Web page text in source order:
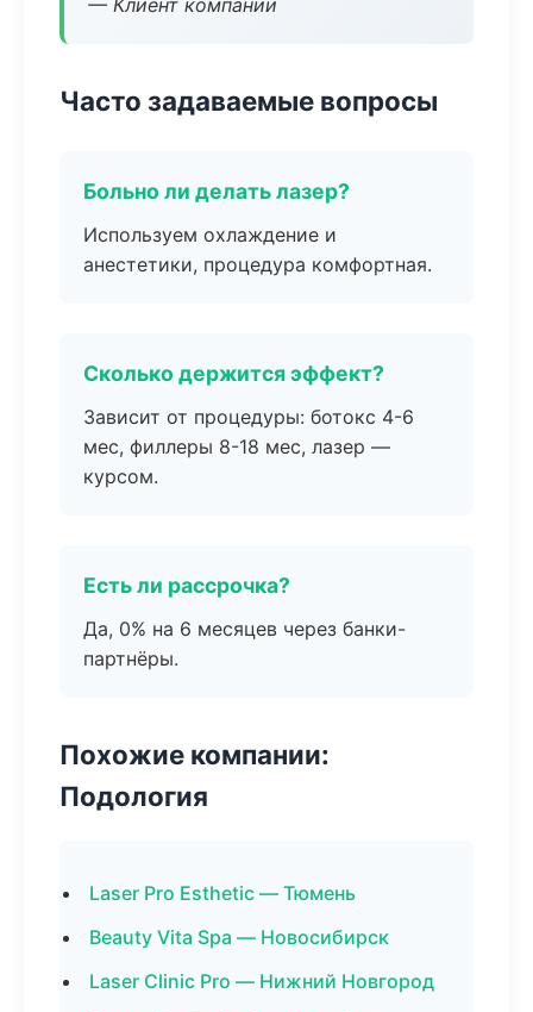
— Клиент компании
Часто задаваемые вопросы
Больно ли делать лазер?
Используем охлаждение и
анестетики, процедура комфортная.
Сколько держится эффект?
Зависит от процедуры: ботокс 4-6
мес, филлеры 8-18 мес, лазер —
курсом.
Есть ли рассрочка?
Да, 0% на 6 месяцев через банки-
партнёры.
Похожие компании:
Подология
Laser Pro Esthetic — Тюмень
Beauty Vita Spa — Новосибирск
Laser Clinic Pro — Нижний Новгород